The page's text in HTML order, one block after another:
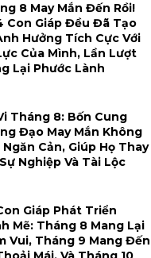
8 May Mắn Đến Rồi!
Con Giáp Đều Đã Tạo
Hưởng Tích Cực Với
Của Mình, Lần Lượt
Lại Phước Lành
Tháng 8: Bốn Cung
Đạo May Mắn Không
Ngăn Cản, Giúp Họ Thay
Nghiệp Và Tài Lộc
Giáp Phát Triển
Mẽ: Tháng 8 Mang Lại
Vui, Tháng 9 Mang Đến